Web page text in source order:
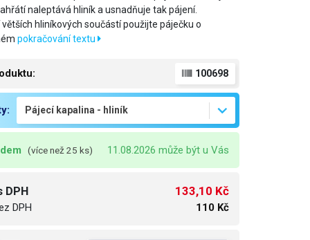
naleptává hliník a usnadňuje tak pájení.
větších hliníkových součástí použijte páječku o
pokračování textu
100698
(více než 25 ks) 11.08.2026 může být u Vás
DPH
DPH
133,10 Kč
110 Kč